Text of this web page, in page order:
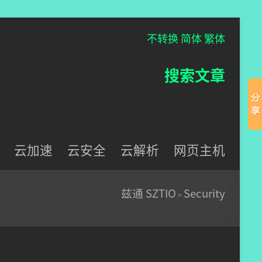
不转换 简体繁体
搜索文章
云加速 云安全 云解析 网页主机
兹通 SZTIO > Security